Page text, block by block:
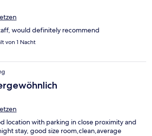
would definitely recommend
von 1 Nacht
location with parking in close proximity and
stay, good size room,clean,average